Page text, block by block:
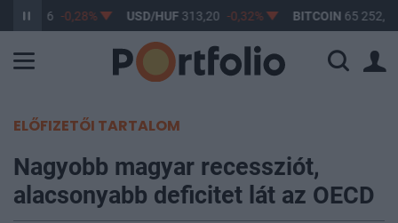
362,16 -0,28% USD/HUF313,20 -0,32% BITCOIN65 252,19
ELŐFIZETŐI TARTALOM
Nagyobb magyar recessziót,
alacsonyabb deficitet lát az OECD